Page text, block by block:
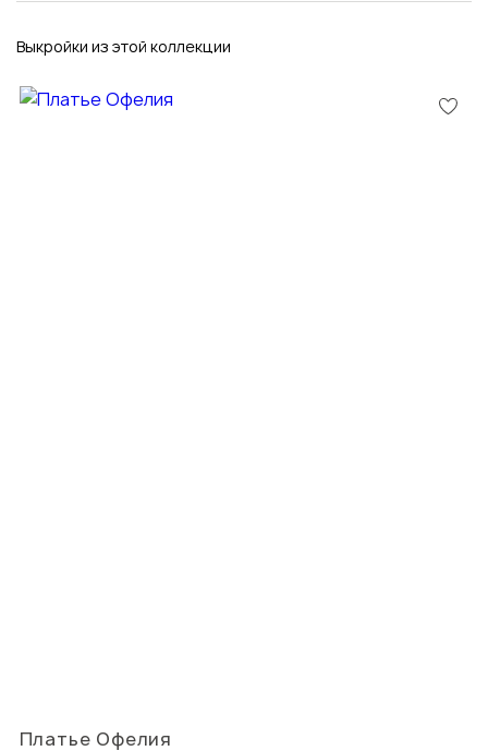
Выкройки из этой коллекции
Платье Офелия